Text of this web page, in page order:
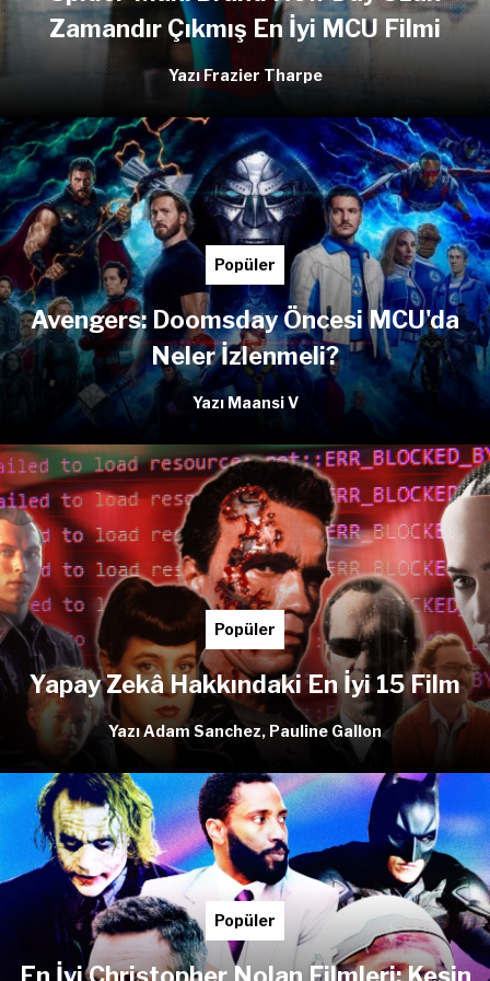
Zamandır Çıkmış En İyi MCU Filmi
Yazı Frazier Tharpe
Popüler
Avengers: Doomsday Öncesi MCU'da
Neler İzlenmeli?
Yazı Maansi V
Popüler
Yapay Zekâ Hakkındaki En İyi 15 Film
Yazı Adam Sanchez, Pauline Gallon
Popüler